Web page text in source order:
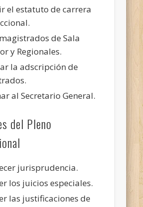
el estatuto de carrera
de Sala
y Regionales.
la adscripción de
al Secretario General.
del Pleno
jurisprudencia.
los juicios especiales.
las justificaciones de